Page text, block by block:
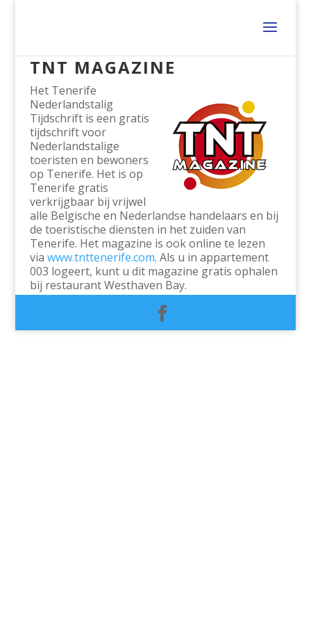
TNT MAGAZINE
Het Tenerife
Nederlandstalig
Tijdschrift is een gratis
tijdschrift voor
Nederlandstalige
toeristen en bewoners
op Tenerife. Het is op
Tenerife gratis
verkrijgbaar bij vrijwel
alle Belgische en Nederlandse handelaars en bij
de toeristische diensten in het zuiden van
Tenerife. Het magazine is ook online te lezen
via www.tnttenerife.com. Als u in appartement
003 logeert, kunt u dit magazine gratis ophalen
bij restaurant Westhaven Bay.